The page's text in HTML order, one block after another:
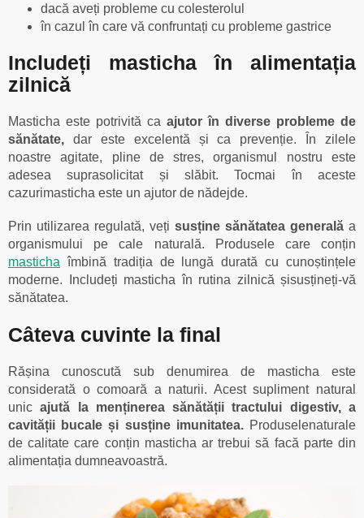
dacă aveți probleme cu colesterolul
în cazul în care vă confruntați cu probleme gastrice
Includeți masticha în alimentația
zilnică
Masticha este potrivită ca ajutor în diverse probleme de
sănătate, dar este excelentă și ca prevenție. În zilele
noastre agitate, pline de stres, organismul nostru este
adesea suprasolicitat și slăbit. Tocmai în aceste
cazurimasticha este un ajutor de nădejde.
Prin utilizarea regulată, veți susține sănătatea generală a
organismului pe cale naturală. Produsele care conțin
masticha îmbină tradiția de lungă durată cu cunoștințele
moderne. Includeți masticha în rutina zilnică șisusțineți-vă
sănătatea.
Câteva cuvinte la final
Rășina cunoscută sub denumirea de masticha este
considerată o comoară a naturii. Acest supliment natural
unicajută la menținerea sănătății tractului digestiv, a
cavității bucale și susține imunitatea.Produselenaturale
de calitate care conțin masticha ar trebui să facă parte din
alimentația dumneavoastră.